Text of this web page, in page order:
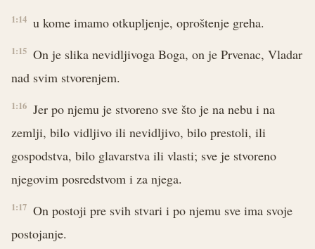
1:14 u kome imamo otkupljenje, oproštenje greha.
1:15 On je slika nevidljivoga Boga, on je Prvenac, Vladar
nad svim stvorenjem.
1:16 Jer po njemu je stvoreno sve što je na nebu i na
zemlji, bilo vidljivo ili nevidljivo, bilo prestoli, ili
gospodstva, bilo glavarstva ili vlasti; sve je stvoreno
njegovim posredstvom i za njega.
1:17 On postoji pre svih stvari i po njemu sve ima svoje
postojanje.